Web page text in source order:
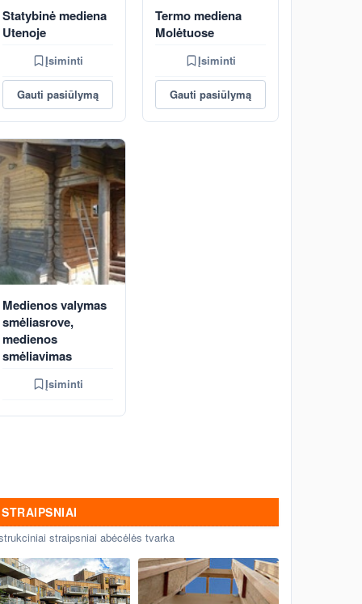
Statybinė mediena
Utenoje
Įsiminti
Gauti pasiūlymą
Termo mediena
Molėtuose
Įsiminti
Gauti pasiūlymą
Medienos valymas
smėliasrove,
medienos
smėliavimas
Įsiminti
STRAIPSNIAI
straipsniai abėcėlės tvarka